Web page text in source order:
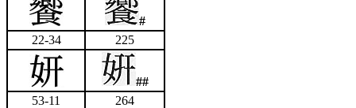
#
22-34
225
##
53-11
264